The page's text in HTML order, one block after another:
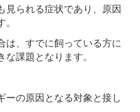
見られる症状であり、原因
は、すでに飼っている方に
課題となります。
ーの原因となる対象と接し